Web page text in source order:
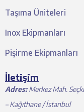
Taşıma Üniteleri
Inox Ekipmanları
Pişirme Ekipmanları
İletişim
Adres:Merkez Mah.
– Kağıthane / İstanbul